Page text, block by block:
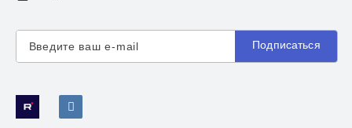
Подписаться